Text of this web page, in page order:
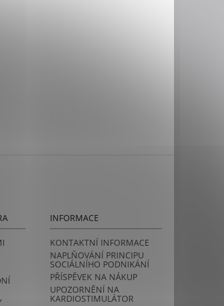
INFORMACE
KONTAKTNÍ INFORMACE
NAPLŇOVÁNÍ PRINCIPU
SOCIÁLNÍHO PODNIKÁNÍ
PŘÍSPĚVEK NA NÁKUP
UPOZORNĚNÍ NA
KARDIOSTIMULÁTOR